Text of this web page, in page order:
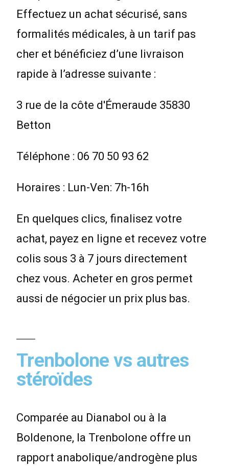
Effectuez un achat sécurisé, sans
formalités médicales, à un tarif pas
cher et bénéficiez d’une livraison
rapide à l’adresse suivante :
3 rue de la côte d'Émeraude 35830
Betton
Téléphone : 06 70 50 93 62
Horaires : Lun-Ven: 7h-16h
En quelques clics, finalisez votre
achat, payez en ligne et recevez votre
colis sous 3 à 7 jours directement
chez vous. Acheter en gros permet
aussi de négocier un prix plus bas.
Trenbolone vs autres
stéroïdes
Comparée au Dianabol ou à la
Boldenone, la Trenbolone offre un
rapport anabolique/androgène plus